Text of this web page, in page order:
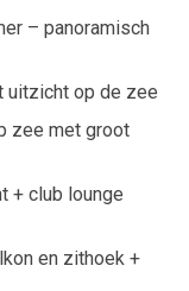
– panoramisch
uitzicht op de zee
zee met groot
+ club lounge
en zithoek +